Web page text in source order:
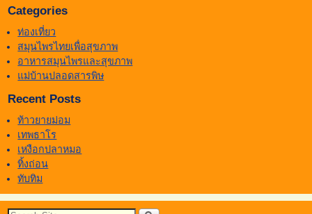
Categories
ท่องเที่ยว
สมุนไพรไทยเพื่อสุขภาพ
อาหารสมุนไพรและสุขภาพ
แม่บ้านปลอดสารพิษ
Recent Posts
ท้าวยายม่อม
เทพธาโร
เหงือกปลาหมอ
ทิ้งถ่อน
ทับทิม